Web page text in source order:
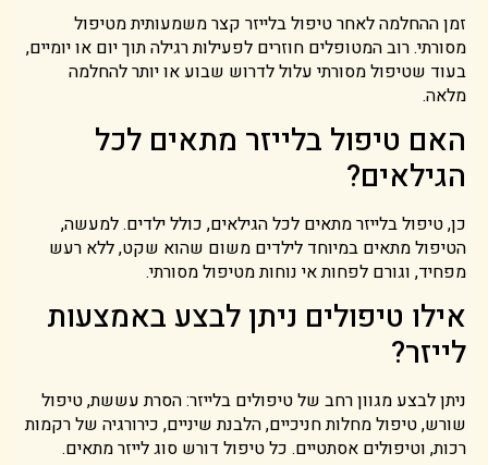
זמן ההחלמה לאחר טיפול בלייזר קצר משמעותית מטיפול
מסורתי. רוב המטופלים חוזרים לפעילות רגילה תוך יום או יומיים,
בעוד שטיפול מסורתי עלול לדרוש שבוע או יותר להחלמה
מלאה.
האם טיפול בלייזר מתאים לכל
הגילאים?
כן, טיפול בלייזר מתאים לכל הגילאים, כולל ילדים. למעשה,
הטיפול מתאים במיוחד לילדים משום שהוא שקט, ללא רעש
מפחיד, וגורם לפחות אי נוחות מטיפול מסורתי.
אילו טיפולים ניתן לבצע באמצעות
לייזר?
ניתן לבצע מגוון רחב של טיפולים בלייזר: הסרת עששת, טיפול
שורש, טיפול מחלות חניכיים, הלבנת שיניים, כירורגיה של רקמות
רכות, וטיפולים אסתטיים. כל טיפול דורש סוג לייזר מתאים.